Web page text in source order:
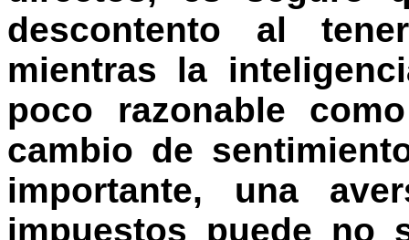
descontento al
mientras la
poco razonable
cambio de
importante, una
impuestos puede no